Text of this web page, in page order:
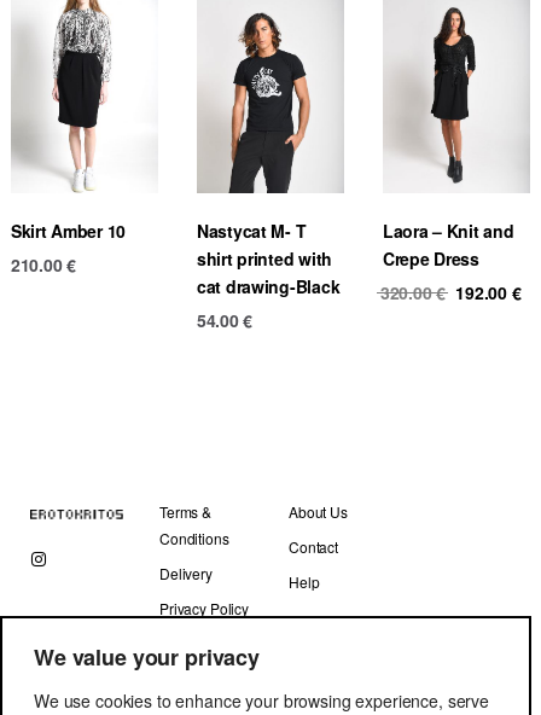
We value your privacy
We use cookies to enhance your browsing experience, serve
Skirt Amber 10
210.00€
Nastycat M- T
shirt printed with
cat drawing-Black
54.00€
Laora – Knit and
Crepe Dress
320.00€ Original
192.00 €
Terms &
Conditions
Delivery
Privacy Policy
About Us
Contact
Help